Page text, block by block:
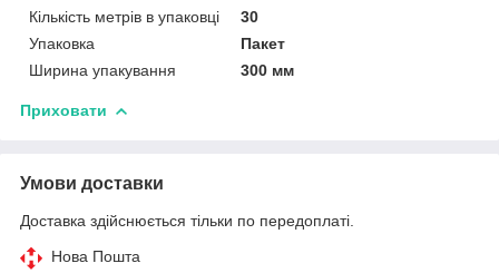
Кількість метрів в упаковці
30
Упаковка
Пакет
Ширина упакування
300 мм
Приховати
Умови доставки
Доставка здійснюється тільки по передоплаті.
Нова Пошта